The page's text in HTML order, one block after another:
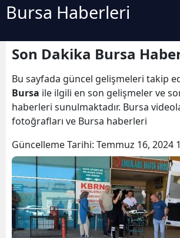
Bursa Haberleri
Son Dakika Bursa
Bu sayfada güncel gelişmeleri takip
Bursa ile ilgili en son gelişmeler ve
haberleri sunulmaktadır. Bursa
fotoğrafları ve Bursa haberleri
Güncelleme Tarihi: Temmuz 16, 2024